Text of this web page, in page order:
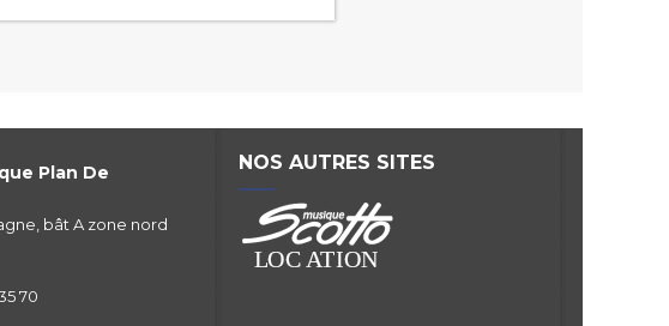
Plan De
bât A zone nord
70
NOS AUTRES SITES